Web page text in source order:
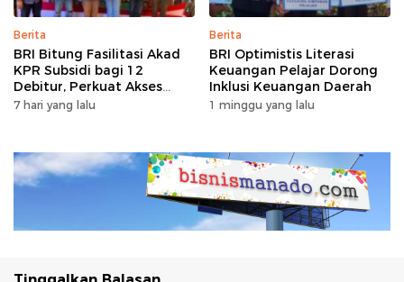
Berita
BRI Bitung Fasilitasi Akad
KPR Subsidi bagi 12
Debitur, Perkuat Akses
Hunian Masyarakat
7 hari yang lalu
Berita
BRI Optimistis Literasi
Keuangan Pelajar Dorong
Inklusi Keuangan Daerah
1 minggu yang lalu